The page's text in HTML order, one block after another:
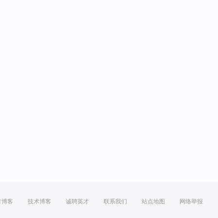
博客 技术博客 诚聘英才 联系我们 站点地图 网络举报